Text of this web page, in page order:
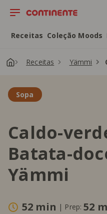
Saltar para o
Receitas Coleção Moods
Receitas Yämmi
Sopa
Caldo-
Batata-
Yämmi
52 min | Prep:52